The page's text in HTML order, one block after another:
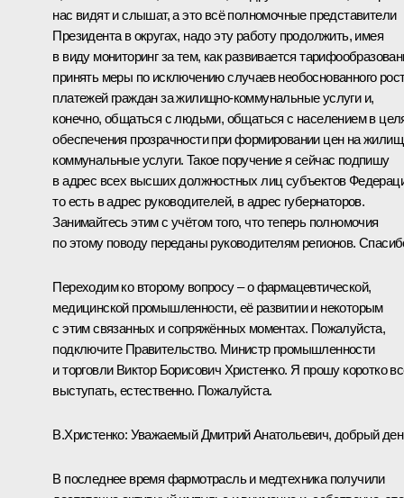
нас видят и слышат, а это всё полномочные представители
Президента в округах, надо эту работу продолжить, имея
в виду мониторинг за тем, как развивается
принять меры по исключению случаев необоснованного
платежей граждан за жилищно-коммунальные услуги и,
конечно, общаться с людьми, общаться с населением в
обеспечения прозрачности при формировании цен на
коммунальные услуги. Такое поручение я сейчас подпишу
в адрес всех высших должностных лиц субъектов
то есть в адрес руководителей, в адрес губернаторов.
Занимайтесь этим с учётом того, что теперь полномочия
по этому поводу переданы руководителям регионов.
Переходим ко второму вопросу – о фармацевтической,
медицинской промышленности, её развитии и некоторым
с этим связанных и сопряжённых моментах. Пожалуйста,
подключите Правительство. Министр промышленности
и торговли Виктор Борисович Христенко. Я прошу коротко
выступать, естественно. Пожалуйста.
В.Христенко: Уважаемый Дмитрий Анатольевич, добрый
В последнее время фармотрасль и медтехника получили